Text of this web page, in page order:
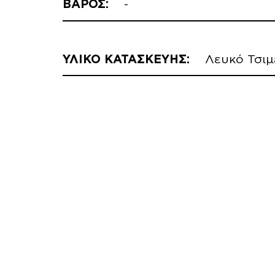
ΒΑΡΟΣ: -
ΥΛΙΚΟ ΚΑΤΑΣΚΕΥΗΣ: Λευκό